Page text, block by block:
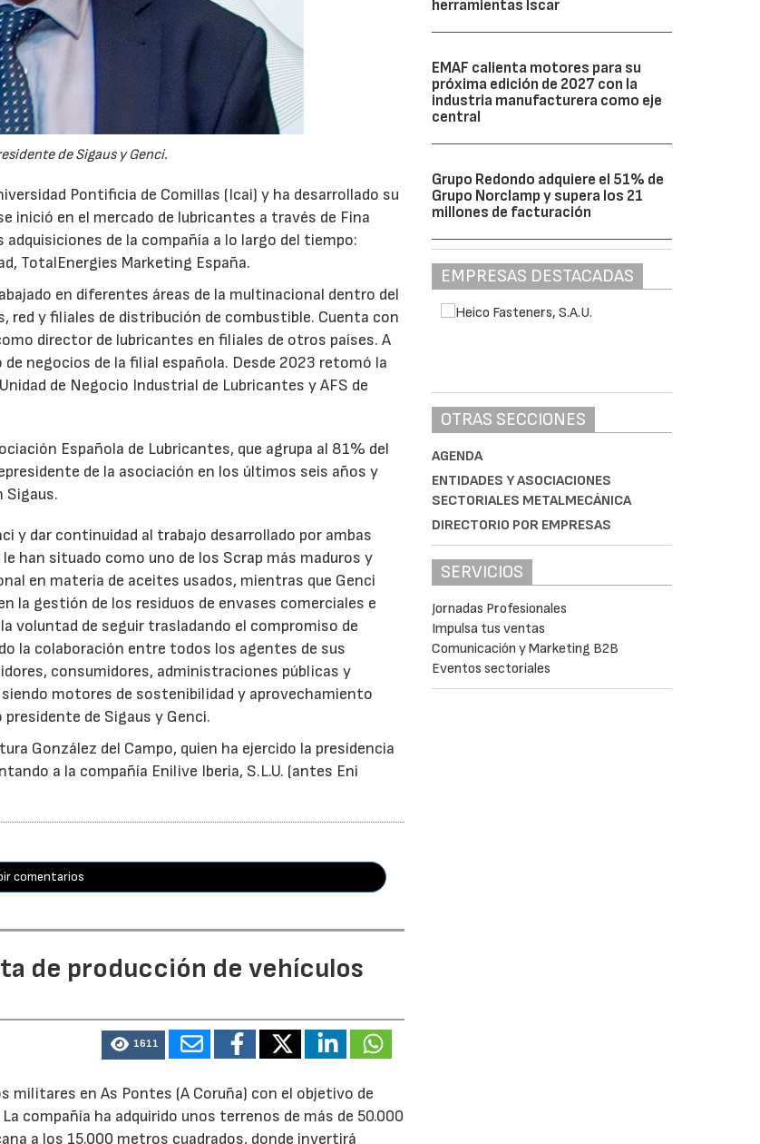
de Sigaus y Genci.
Pontificia de Comillas (Icai) y ha desarrollado su
inició en el mercado de lubricantes a través de Fina
de la compañía a lo largo del tiempo:
TotalEnergies Marketing España.
en diferentes áreas de la multinacional dentro del
y filiales de distribución de combustible. Cuenta con
director de lubricantes en filiales de otros países. A
negocios de la filial española. Desde 2023 retomó la
de Negocio Industrial de Lubricantes y AFS de
Española de Lubricantes, que agrupa al 81% del
de la asociación en los últimos seis años y
Sigaus.
y dar continuidad al trabajo desarrollado por ambas
han situado como uno de los Scrap más maduros y
en materia de aceites usados, mientras que Genci
la gestión de los residuos de envases comerciales e
voluntad de seguir trasladando el compromiso de
la colaboración entre todos los agentes de sus
consumidores, administraciones públicas y
motores de sostenibilidad y aprovechamiento
de Sigaus y Genci.
González del Campo, quien ha ejercido la presidencia
a la compañía Enilive Iberia, S.L.U. (antes Eni
comentarios
de producción de vehículos
1611
militares en As Pontes (A Coruña) con el objetivo de
compañía ha adquirido unos terrenos de más de 50.000
a los 15.000 metros cuadrados, donde invertirá
herramientas Iscar
EMAF calienta motores para su
próxima edición de 2027 con la
industria manufacturera como eje
central
Grupo Redondo adquiere el 51% de
Grupo Norclamp y supera los 21
millones de facturación
EMPRESAS DESTACADAS
OTRAS SECCIONES
AGENDA
ENTIDADES Y ASOCIACIONES
SECTORIALES METALMECÁNICA
DIRECTORIO POR EMPRESAS
SERVICIOS
Jornadas Profesionales
Impulsa tus ventas
Comunicación y Marketing B2B
Eventos sectoriales